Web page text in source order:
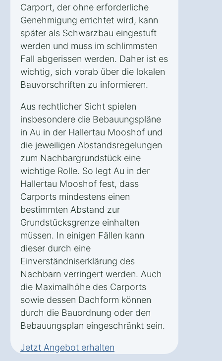
Carport, der ohne erforderliche
Genehmigung errichtet wird, kann
später als Schwarzbau eingestuft
werden und muss im schlimmsten
Fall abgerissen werden. Daher ist es
wichtig, sich vorab über die lokalen
Bauvorschriften zu informieren.
Aus rechtlicher Sicht spielen
insbesondere die Bebauungspläne
in Au in der Hallertau Mooshof und
die jeweiligen Abstandsregelungen
zum Nachbargrundstück eine
wichtige Rolle. So legt Au in der
Hallertau Mooshof fest, dass
Carports mindestens einen
bestimmten Abstand zur
Grundstücksgrenze einhalten
müssen. In einigen Fällen kann
dieser durch eine
Einverständniserklärung des
Nachbarn verringert werden. Auch
die Maximalhöhe des Carports
sowie dessen Dachform können
durch die Bauordnung oder den
Bebauungsplan eingeschränkt sein.
Jetzt Angebot erhalten